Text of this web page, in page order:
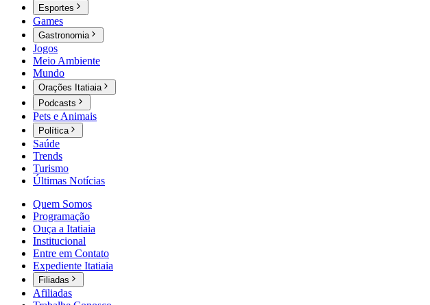
Esportes
Games
Gastronomia
Jogos
Meio Ambiente
Mundo
Orações Itatiaia
Podcasts
Pets e Animais
Política
Saúde
Trends
Turismo
Últimas Notícias
Quem Somos
Programação
Ouça a Itatiaia
Institucional
Entre em Contato
Expediente Itatiaia
Filiadas
Afiliadas